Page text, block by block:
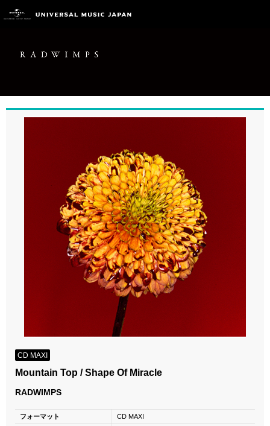
CD MAXI
Mountain Top / Shape Of Miracle
RADWIMPS
フォーマット
CD MAXI